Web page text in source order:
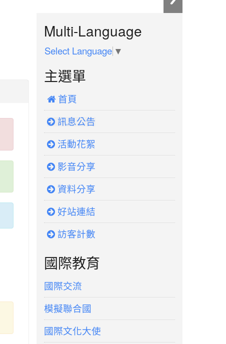
Multi-Language
Select Language ▼
主選單
 首頁
訊息公告
活動花絮
影音分享
資料分享
好站連結
訪客計數
國際教育
國際交流
模擬聯合國
國際文化大使